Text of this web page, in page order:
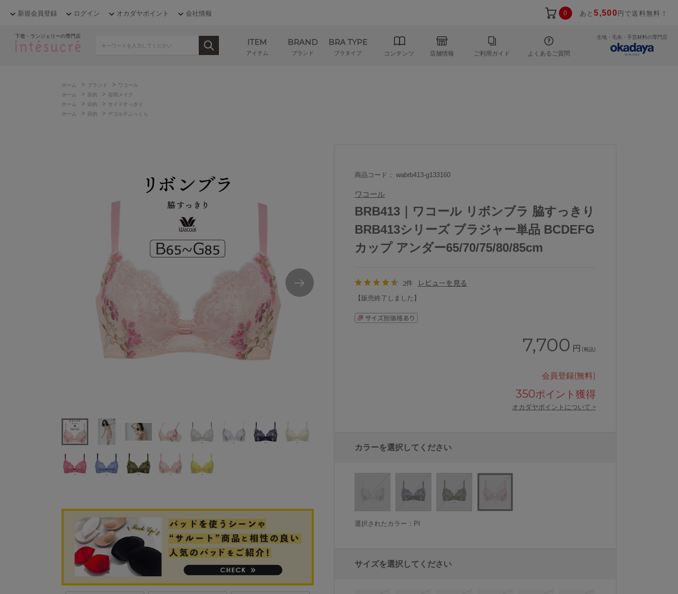
新規会員登録 ログイン オカダヤポイント 会社情報 0 あと5,500 円で送料無料！
下着・ランジェリーの専門店
ITEM
アイテム
BRAND
ブランド
BRA TYPE
ブラタイプ コンテンツ 店舗情報 ご利用ガイド よくあるご質問
生地・毛糸・手芸材料の専門店
ホーム > ブランド > ワコール
ホーム
> 目的 > 谷間メイク
ホーム
> 目的 > サイドすっきり
ホーム
> 目的 > デコルテふっくら
ワコールリボンブラ脇すっきり
商品コード： wabrb413-g133160
ワコール
BRB413｜ワコール リボンブラ 脇すっきり
BRB413シリーズ ブラジャー単品 BCDEFG
カップ アンダー65/70/75/80/85cm
2件 レビューを見る
【販売終了しました】
7,700 円 (税込)
会員登録(無料)
350ポイント獲得
オカダヤポイントについて >
カラーを選択してください
選択されたカラー：PI
サイズを選択してください